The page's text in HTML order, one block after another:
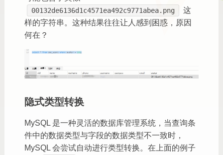
00132de6136d1c4571ea492c9771abea.png
这
样的字符串。这种结果往往让人感到困惑，原因
何在？
隐式类型转换
MySQL 是一种灵活的数据库管理系统，当查询条
件中的数据类型与字段的数据类型不一致时，
MySQL 会尝试自动进行类型转换。在上面的例子